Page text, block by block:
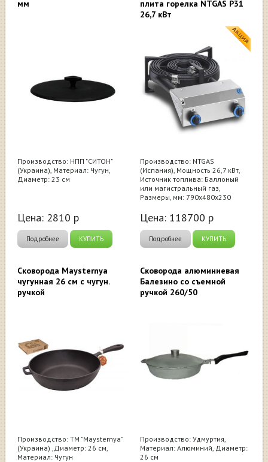
мм
Производство: НПП "СИТОН"
(Украина), Материал: Чугун,
Диаметр: 23 см
Цена: 2810 р
Подробнее КУПИТЬ
плита горелка NTGAS P31
26,7 кВт
Производство: NTGAS
(Испания), Мощность 26,7 кВт,
Источник топлива: Баллоный
или магистральный газ,
Размеры, мм: 790х480х230
Цена: 118700 р
Подробнее КУПИТЬ
Сковорода Maysternya
чугунная 26 см с чугун.
ручкой
Производство: ТМ "Maysternya"
(Украина) ,Диаметр: 26 см,
Материал: Чугун
Сковорода алюминиевая
Балезино со съемной
ручкой 260/50
Производство: Удмуртия,
Материал: Алюминий, Диаметр:
26 см